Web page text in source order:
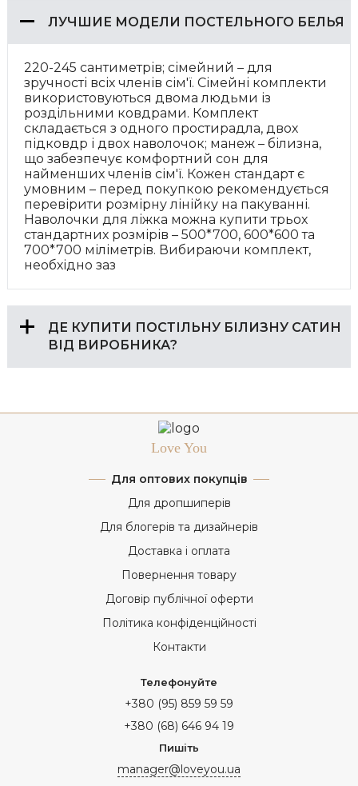
ЛУЧШИЕ МОДЕЛИ ПОСТЕЛЬНОГО БЕЛЬЯ
220-245 сантиметрів; сімейний – для
зручності всіх членів сім'ї. Сімейні комплекти
використовуються двома людьми із
роздільними ковдрами. Комплект
складається з одного простирадла, двох
підковдр і двох наволочок; манеж – білизна,
що забезпечує комфортний сон для
найменших членів сім'ї. Кожен стандарт є
умовним – перед покупкою рекомендується
перевірити розмірну лінійку на пакуванні.
Наволочки для ліжка можна купити трьох
стандартних розмірів – 500*700, 600*600 та
700*700 міліметрів. Вибираючи комплект,
необхідно заз
ДЕ КУПИТИ ПОСТІЛЬНУ БІЛИЗНУ САТИН
ВІД ВИРОБНИКА?
Love You
Для оптових покупців
Для дропшиперів
Для блогерів та дизайнерів
Доставка і оплата
Повернення товару
Договір публічної оферти
Політика конфіденційності
Контакти
Телефонуйте
+380 (95) 859 59 59
+380 (68) 646 94 19
Пишіть
manager@loveyou.ua